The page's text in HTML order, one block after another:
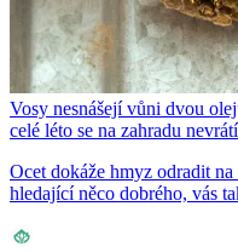
Vosy nesnášejí vůni dvou
celé léto se na zahradu nevrátí
Ocet dokáže hmyz odradit
hledající něco dobrého, vás